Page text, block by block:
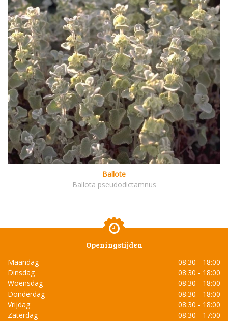
Ballote
Ballota pseudodictamnus
Openingstijden
Maandag
08:30 - 18:00
Dinsdag
08:30 - 18:00
Woensdag
08:30 - 18:00
Donderdag
08:30 - 18:00
Vrijdag
08:30 - 18:00
Zaterdag
08:30 - 17:00